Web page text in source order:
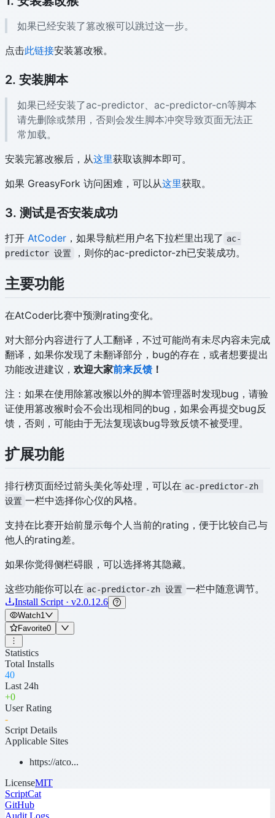
如果已经安装了篡改猴可以跳过这一步。
点击此链接安装篡改猴。
2. 安装脚本
如果已经安装了ac-predictor、ac-predictor-cn等脚本
请先删除或禁用，否则会发生脚本冲突导致页面无法正
常加载。
安装完篡改猴后，从这里获取该脚本即可。
如果 GreasyFork 访问困难，可以从这里获取。
3. 测试是否安装成功
打开 AtCoder ，如果导航栏用户名下拉栏里出现了 ac-
predictor 设置
，则你的ac-predictor-zh已安装成功。
主要功能
在AtCoder比赛中预测rating变化。
对大部分内容进行了人工翻译，不过可能尚有未尽内容未完成
翻译，如果你发现了未翻译部分，bug的存在，或者想要提出
功能改进建议， 欢迎大家前来反馈 ！
注：如果在使用除篡改猴以外的脚本管理器时发现bug，请验
证使用篡改猴时会不会出现相同的bug，如果会再提交bug反
馈，否则，可能由于无法复现该bug导致反馈不被受理。
扩展功能
排行榜页面经过箭头美化等处理，可以在 ac-predictor-zh
设置 一栏中选择你心仪的风格。
支持在比赛开始前显示每个人当前的rating，便于比较自己与
他人的rating差。
如果你觉得侧栏碍眼，可以选择将其隐藏。
这些功能你可以在 ac-predictor-zh 设置 一栏中随意调节。
Install Script · v2.0.12.6
Watch1
Favorite0
Statistics
Total Installs
40
Last 24h
+0
User Rating
-
Script Details
Applicable Sites
https://atco...
LicenseMIT
ScriptCat
GitHub